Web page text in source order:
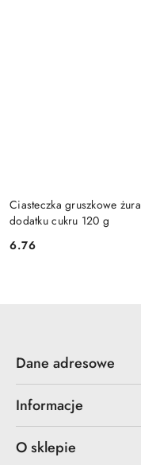
Ciasteczka gruszkowe
dodatku cukru 120 g
Cena:
6.76
Dane adresowe
Informacje
O sklepie